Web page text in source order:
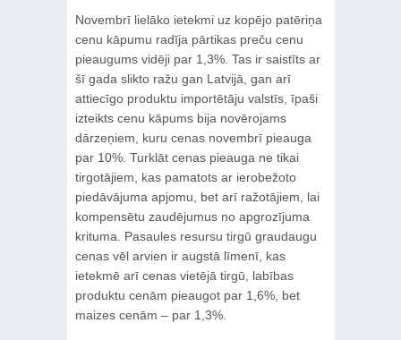
Novembrī lielāko ietekmi uz kopējo patēriņa
cenu kāpumu radīja pārtikas preču cenu
pieaugums vidēji par 1,3%. Tas ir saistīts ar
šī gada slikto ražu gan Latvijā, gan arī
attiecīgo produktu importētāju valstīs, īpaši
izteikts cenu kāpums bija novērojams
dārzeņiem, kuru cenas novembrī pieauga
par 10%. Turklāt cenas pieauga ne tikai
tirgotājiem, kas pamatots ar ierobežoto
piedāvājuma apjomu, bet arī ražotājiem, lai
kompensētu zaudējumus no apgrozījuma
krituma. Pasaules resursu tirgū graudaugu
cenas vēl arvien ir augstā līmenī, kas
ietekmē arī cenas vietējā tirgū, labības
produktu cenām pieaugot par 1,6%, bet
maizes cenām – par 1,3%.